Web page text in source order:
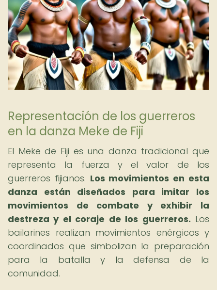
Representación de los guerreros
en la danza Meke de Fiji
El Meke de Fiji es una danza tradicional que
representa la fuerza y el valor de los
guerreros fijianos. Los movimientos en esta
danza están diseñados para imitar los
movimientos de combate y exhibir la
destreza y el coraje de los guerreros. Los
bailarines realizan movimientos enérgicos y
coordinados que simbolizan la preparación
para la batalla y la defensa de la
comunidad.